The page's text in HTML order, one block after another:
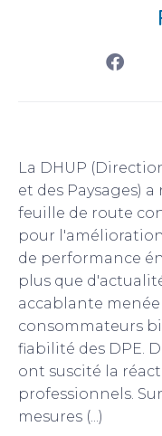
La DHUP
et des Paysages)
feuille de route
pour
de performance
plus que
accablante
consommateurs
fiabilité des DPE.
ont suscité la
professionnels.
mesures (...)